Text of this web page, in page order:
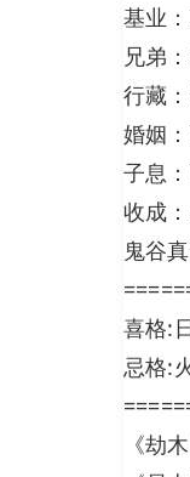
基业
兄弟
行藏
婚姻
子息
收成
鬼谷
喜格:
忌格:
《劫